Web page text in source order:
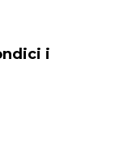
i